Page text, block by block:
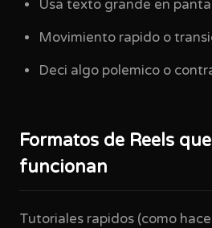
Usa texto grande en
Movimiento rapido o
Deci algo polemico o
Formatos de Reels
funcionan
Tutoriales rapidos (como